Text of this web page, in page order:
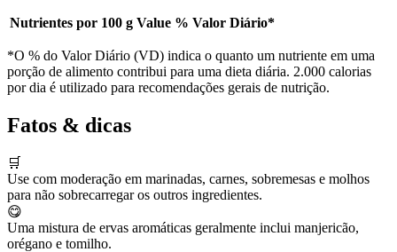
Nutrientes por 100 g Value % Valor Diário*
*O % do Valor Diário (VD) indica o quanto um nutriente em uma
porção de alimento contribui para uma dieta diária. 2.000 calorias
por dia é utilizado para recomendações gerais de nutrição.
Fatos & dicas
🛒
Use com moderação em marinadas, carnes, sobremesas e molhos
para não sobrecarregar os outros ingredientes.
😋
Uma mistura de ervas aromáticas geralmente inclui manjericão,
orégano e tomilho.